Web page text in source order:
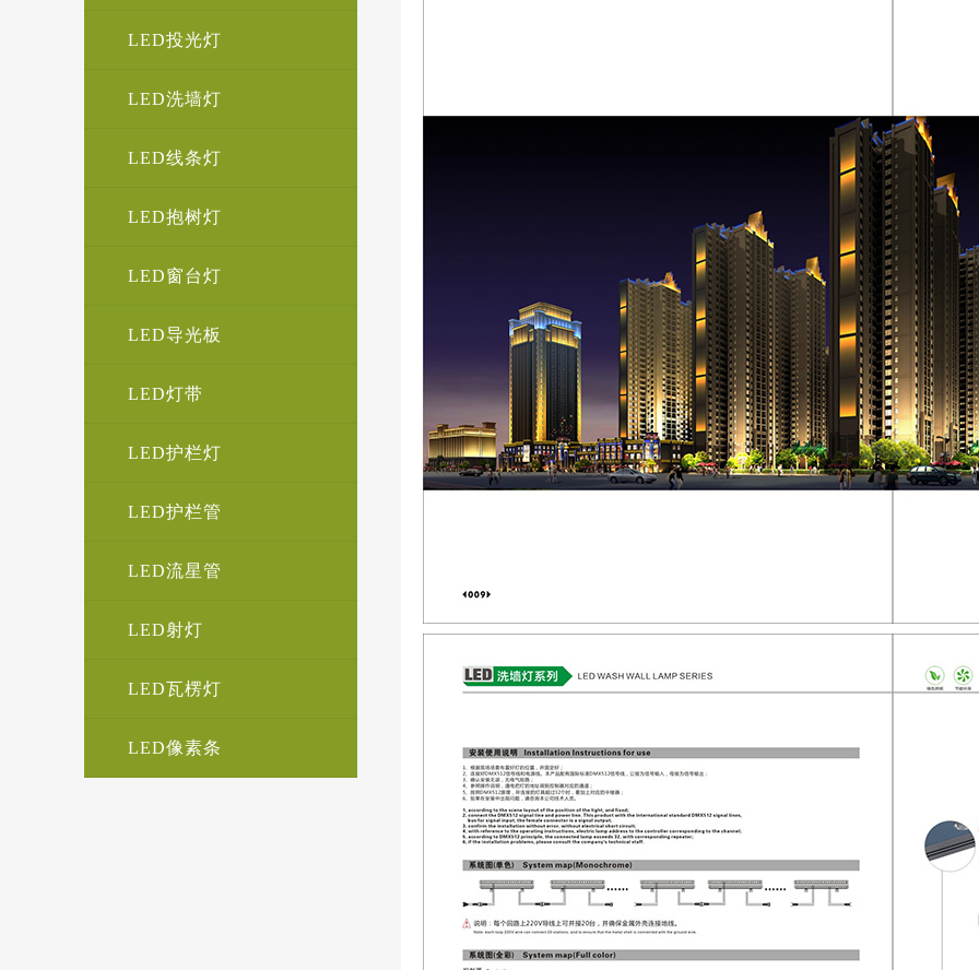
LED投光灯
LED洗墙灯
LED线条灯
LED抱树灯
LED窗台灯
LED导光板
LED灯带
LED护栏灯
LED护栏管
LED流星管
LED射灯
LED瓦楞灯
LED像素条